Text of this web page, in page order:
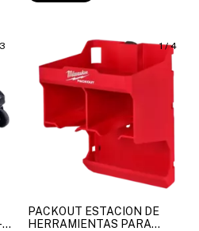
3 1/4
PACKOUT ESTACION DE
HERRAMIENTAS PARA